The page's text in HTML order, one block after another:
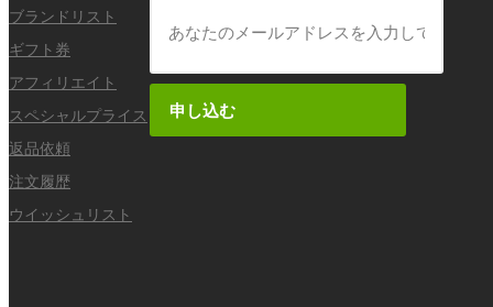
ブランドリスト
ギフト券
アフィリエイト
スペシャルプライス
返品依頼
注文履歴
ウイッシュリスト
申し込む